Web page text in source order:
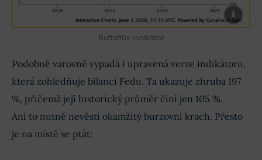
Buffettův indikátor
Podobně varovně vypadá i upravená verze indikátoru,
která zohledňuje bilanci Fedu. Ta ukazuje zhruba 197
%, přičemž její historický průměr činí jen 105 %.
Ani to nutně nevěstí okamžitý burzovní krach. Přesto
je na místě se ptát: